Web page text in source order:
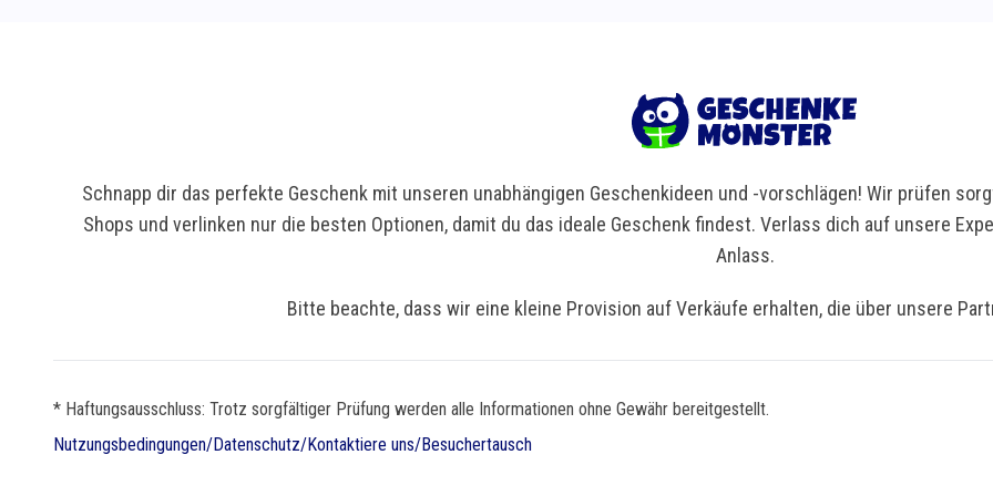
Schnapp dir das perfekte Geschenk mit unseren unabhängigen Geschenkideen und -vorschlägen! Wir prüfen
Shops und verlinken nur die besten Optionen, damit du das ideale Geschenk findest. Verlass dich auf unsere
Anlass.
Bitte beachte, dass wir eine kleine Provision auf Verkäufe erhalten, die über unsere
* Haftungsausschluss: Trotz sorgfältiger Prüfung werden alle Informationen ohne Gewähr bereitgestellt.
Nutzungsbedingungen/Datenschutz/Kontaktiere uns/Besuchertausch